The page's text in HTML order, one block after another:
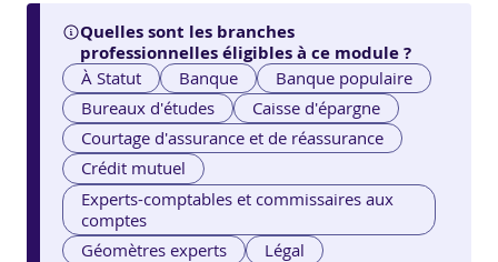
Quelles sont les branches
professionnelles éligibles à ce module ?
À Statut Banque
Banque populaire
Bureaux d'études
Caisse d'épargne
Courtage d'assurance et de réassurance
Crédit mutuel
Experts-comptables et commissaires aux
comptes
Géomètres experts
Légal